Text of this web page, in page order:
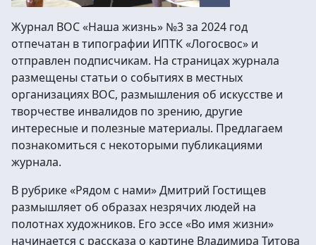
Журнал ВОС «Наша жизнь» №3 за 2024 год
отпечатан в типографии ИПТК «Логосвос» и
отправлен подписчикам. На страницах журнала
размещены статьи о событиях в местных
организациях ВОС, размышления об искусстве и
творчестве инвалидов по зрению, другие
интересные и полезные материалы. Предлагаем
познакомиться с некоторыми публикациями
журнала.
В рубрике «Рядом с нами» Дмитрий Гостищев
размышляет об образах незрячих людей на
полотнах художников. Его эссе «Во имя жизни»
начинается с рассказа о картине Владимира Титова